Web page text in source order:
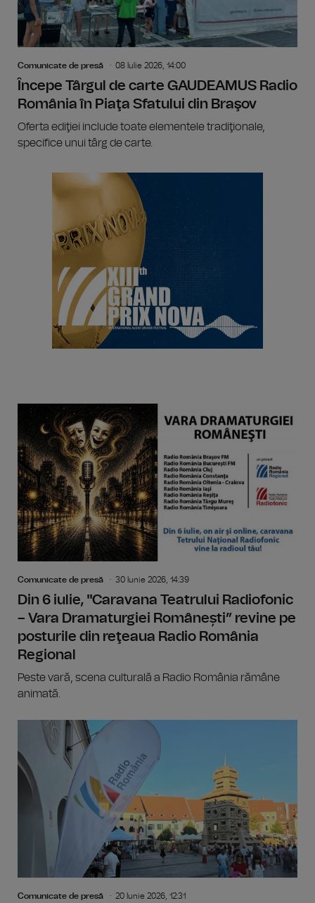
Comunicate de presă 08 Iulie 2026, 14:00
Începe Târgul de carte GAUDEAMUS Radio
România în Piaţa Sfatului din Braşov
Oferta ediţiei include toate elementele tradiţionale,
specifice unui târg de carte.
Comunicate de presă 30 Iunie 2026, 14:39
Din 6 iulie, "Caravana Teatrului Radiofonic
– Vara Dramaturgiei Românești” revine pe
posturile din reţeaua Radio România
Regional
Peste vară, scena culturală a Radio România rămâne
animată.
Comunicate de presă 20 Iunie 2026, 12:31